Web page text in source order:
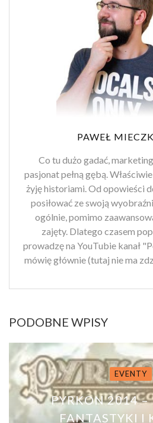
PAWEŁ
Co tu dużo gadać,
pasjonat pełną gębą.
żyję historiami. Od opowieści
posiłować ze swoją
ogólnie, pomimo
zajęty. Dlatego czasem
prowadzę na YouTubie kanał
mówię głównie (tutaj nie ma
PODOBNE WPISY
EVENTY
PYRKON 2014 –
FANTASTYKI I